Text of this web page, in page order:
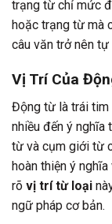
trạng từ chỉ mức
hoặc trạng từ mà
câu văn trở nên tự
Vị Trí Của
Động từ là trái tim
nhiều đến ý nghĩa
từ và cụm giới từ
hoàn thiện ý
rõ vị trí từ loại
ngữ pháp cơ bản.